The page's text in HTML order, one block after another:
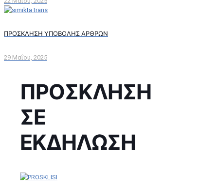
ΠΡΟΣΚΛΗΣΗ ΥΠΟΒΟΛΗΣ ΑΡΘΡΩΝ
29 Μαΐου, 2025
ΠΡΟΣΚΛΗΣΗ
ΣΕ
ΕΚΔΗΛΩΣΗ